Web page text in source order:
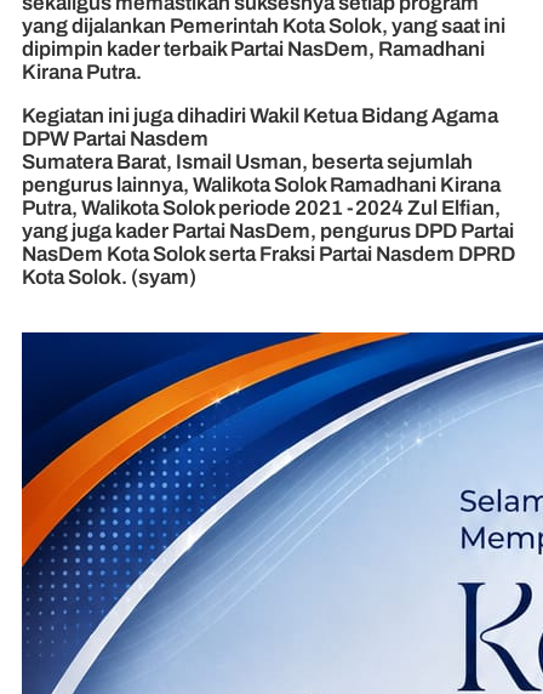
yang dijalankan Pemerintah Kota Solok, yang saat ini
dipimpin kader terbaik Partai NasDem, Ramadhani
Kirana Putra.
Kegiatan ini juga dihadiri Wakil Ketua Bidang Agama
DPW Partai Nasdem
Sumatera Barat, Ismail Usman, beserta sejumlah
pengurus lainnya, Walikota Solok Ramadhani Kirana
Putra, Walikota Solok periode 2021 -2024 Zul Elfian,
yang juga kader Partai NasDem, pengurus DPD Partai
NasDem Kota Solok serta Fraksi Partai Nasdem DPRD
Kota Solok. (syam)